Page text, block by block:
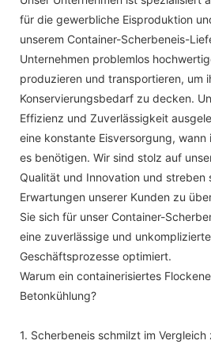
für die gewerbliche Eisproduktion
unserem Container-Scherbeneis-
Unternehmen problemlos
produzieren und transportieren, um
Konservierungsbedarf zu decken.
Effizienz und Zuverlässigkeit
eine konstante Eisversorgung, wann
es benötigen. Wir sind stolz auf
Qualität und Innovation und streben
Erwartungen unserer Kunden zu
Sie sich für unser Container-
eine zuverlässige und
Geschäftsprozesse optimiert.
Warum ein containerisiertes
Betonkühlung?
1. Scherbeneis schmilzt im Vergleich